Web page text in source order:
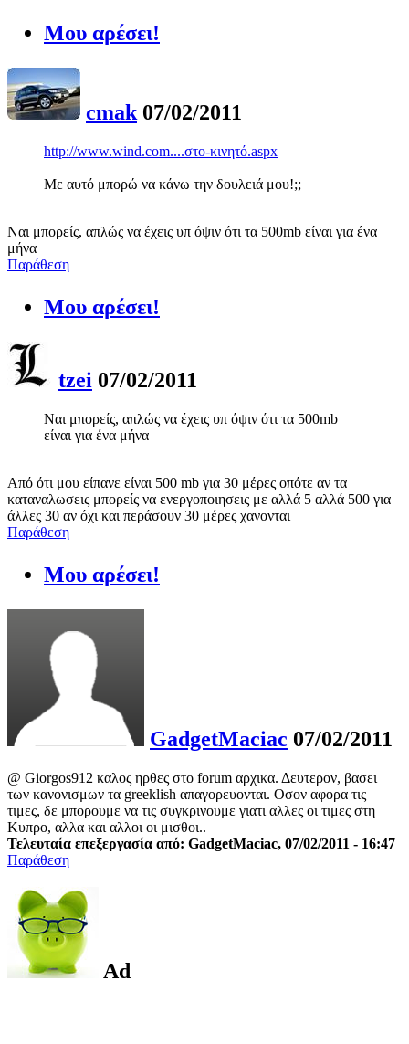
Μου αρέσει!
cmak 07/02/2011
http://www.wind.com....στο-κινητό.aspx
Mε αυτό μπορώ να κάνω την δουλειά μου!;;
Ναι μπορείς, απλώς να έχεις υπ όψιν ότι τα 500mb είναι για ένα
μήνα
Παράθεση
Μου αρέσει!
tzei 07/02/2011
Ναι μπορείς, απλώς να έχεις υπ όψιν ότι τα 500mb
είναι για ένα μήνα
Από ότι μου είπανε είναι 500 mb για 30 μέρες οπότε αν τα
καταναλωσεις μπορείς να ενεργοποιησεις με αλλά 5 αλλά 500 για
άλλες 30 αν όχι και περάσουν 30 μέρες χανονται
Παράθεση
Μου αρέσει!
GadgetMaciac 07/02/2011
@ Giorgos912 καλος ηρθες στο forum αρχικα. Δευτερον, βασει
των κανονισμων τα greeklish απαγορευονται. Οσον αφορα τις
τιμες, δε μπορουμε να τις συγκρινουμε γιατι αλλες οι τιμες στη
Κυπρο, αλλα και αλλοι οι μισθοι..
Τελευταία επεξεργασία από: GadgetMaciac, 07/02/2011 - 16:47
Παράθεση
Ad